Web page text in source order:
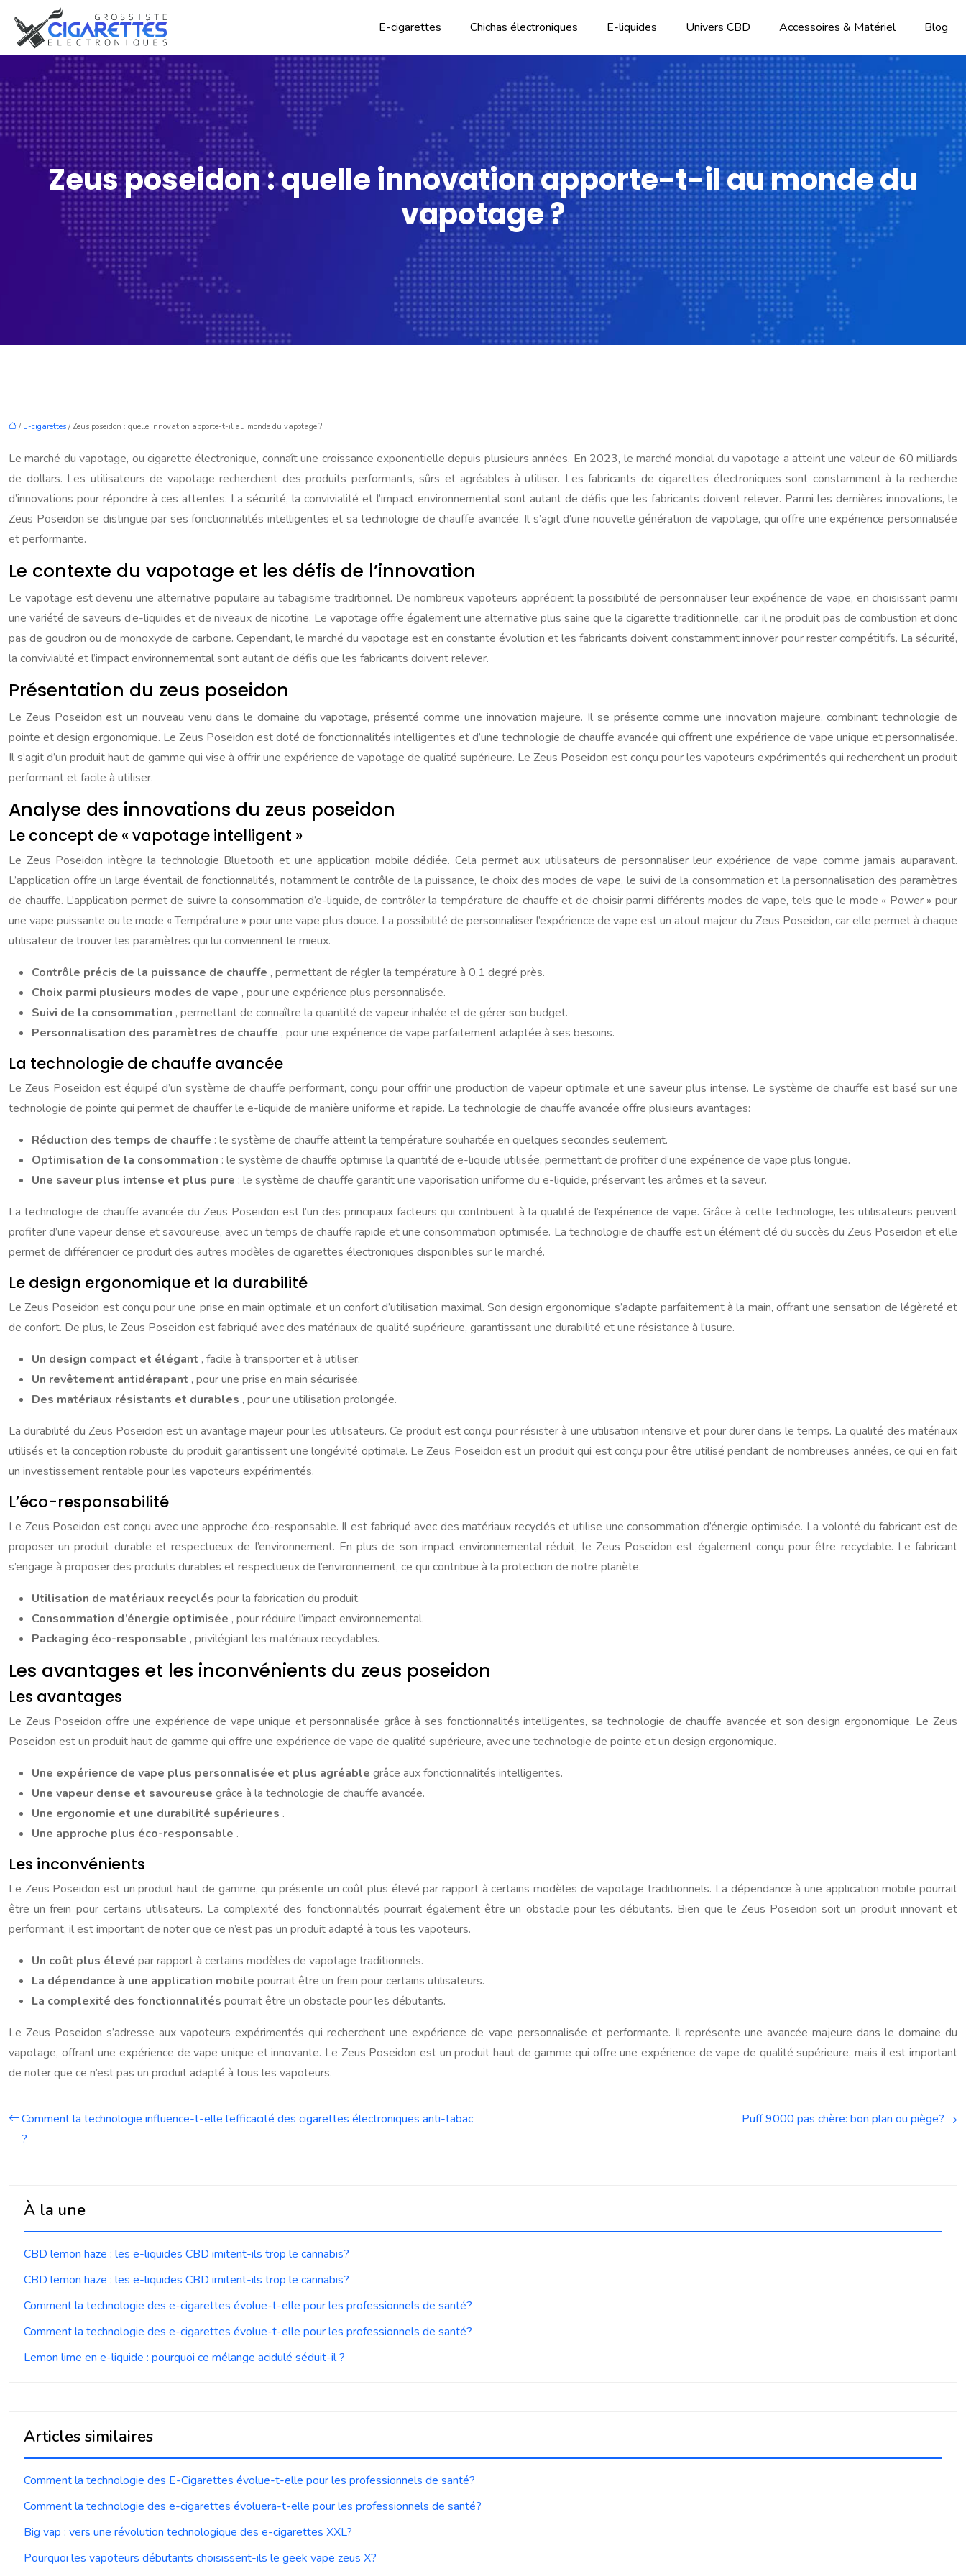
E-cigarettes Chichas électroniques E-liquides Univers CBD Accessoires & Matériel Blog
Zeus poseidon : quelle innovation apporte-t-il au monde du
vapotage ?
/ E-cigarettes / Zeus poseidon : quelle innovation apporte-t-il au monde du vapotage ?
Le marché du vapotage, ou cigarette électronique, connaît une croissance exponentielle depuis plusieurs années. En 2023, le marché mondial du vapotage a atteint une valeur de 60 milliards
de dollars. Les utilisateurs de vapotage recherchent des produits performants, sûrs et agréables à utiliser. Les fabricants de cigarettes électroniques sont constamment à la recherche
d’innovations pour répondre à ces attentes. La sécurité, la convivialité et l’impact environnemental sont autant de défis que les fabricants doivent relever. Parmi les dernières innovations, le
Zeus Poseidon se distingue par ses fonctionnalités intelligentes et sa technologie de chauffe avancée. Il s’agit d’une nouvelle génération de vapotage, qui offre une expérience personnalisée
et performante.
Le contexte du vapotage et les défis de l’innovation
Le vapotage est devenu une alternative populaire au tabagisme traditionnel. De nombreux vapoteurs apprécient la possibilité de personnaliser leur expérience de vape, en choisissant parmi
une variété de saveurs d’e-liquides et de niveaux de nicotine. Le vapotage offre également une alternative plus saine que la cigarette traditionnelle, car il ne produit pas de combustion et donc
pas de goudron ou de monoxyde de carbone. Cependant, le marché du vapotage est en constante évolution et les fabricants doivent constamment innover pour rester compétitifs. La sécurité,
la convivialité et l’impact environnemental sont autant de défis que les fabricants doivent relever.
Présentation du zeus poseidon
Le Zeus Poseidon est un nouveau venu dans le domaine du vapotage, présenté comme une innovation majeure. Il se présente comme une innovation majeure, combinant technologie de
pointe et design ergonomique. Le Zeus Poseidon est doté de fonctionnalités intelligentes et d’une technologie de chauffe avancée qui offrent une expérience de vape unique et personnalisée.
Il s’agit d’un produit haut de gamme qui vise à offrir une expérience de vapotage de qualité supérieure. Le Zeus Poseidon est conçu pour les vapoteurs expérimentés qui recherchent un produit
performant et facile à utiliser.
Analyse des innovations du zeus poseidon
Le concept de « vapotage intelligent »
Le Zeus Poseidon intègre la technologie Bluetooth et une application mobile dédiée. Cela permet aux utilisateurs de personnaliser leur expérience de vape comme jamais auparavant.
L’application offre un large éventail de fonctionnalités, notamment le contrôle de la puissance, le choix des modes de vape, le suivi de la consommation et la personnalisation des paramètres
de chauffe. L’application permet de suivre la consommation d’e-liquide, de contrôler la température de chauffe et de choisir parmi différents modes de vape, tels que le mode « Power » pour
une vape puissante ou le mode « Température » pour une vape plus douce. La possibilité de personnaliser l’expérience de vape est un atout majeur du Zeus Poseidon, car elle permet à chaque
utilisateur de trouver les paramètres qui lui conviennent le mieux.
Contrôle précis de la puissance de chauffe , permettant de régler la température à 0,1 degré près.
Choix parmi plusieurs modes de vape , pour une expérience plus personnalisée.
Suivi de la consommation , permettant de connaître la quantité de vapeur inhalée et de gérer son budget.
Personnalisation des paramètres de chauffe , pour une expérience de vape parfaitement adaptée à ses besoins.
La technologie de chauffe avancée
Le Zeus Poseidon est équipé d’un système de chauffe performant, conçu pour offrir une production de vapeur optimale et une saveur plus intense. Le système de chauffe est basé sur une
technologie de pointe qui permet de chauffer le e-liquide de manière uniforme et rapide. La technologie de chauffe avancée offre plusieurs avantages:
Réduction des temps de chauffe : le système de chauffe atteint la température souhaitée en quelques secondes seulement.
Optimisation de la consommation : le système de chauffe optimise la quantité de e-liquide utilisée, permettant de profiter d’une expérience de vape plus longue.
Une saveur plus intense et plus pure : le système de chauffe garantit une vaporisation uniforme du e-liquide, préservant les arômes et la saveur.
La technologie de chauffe avancée du Zeus Poseidon est l’un des principaux facteurs qui contribuent à la qualité de l’expérience de vape. Grâce à cette technologie, les utilisateurs peuvent
profiter d’une vapeur dense et savoureuse, avec un temps de chauffe rapide et une consommation optimisée. La technologie de chauffe est un élément clé du succès du Zeus Poseidon et elle
permet de différencier ce produit des autres modèles de cigarettes électroniques disponibles sur le marché.
Le design ergonomique et la durabilité
Le Zeus Poseidon est conçu pour une prise en main optimale et un confort d’utilisation maximal. Son design ergonomique s’adapte parfaitement à la main, offrant une sensation de légèreté et
de confort. De plus, le Zeus Poseidon est fabriqué avec des matériaux de qualité supérieure, garantissant une durabilité et une résistance à l’usure.
Un design compact et élégant , facile à transporter et à utiliser.
Un revêtement antidérapant , pour une prise en main sécurisée.
Des matériaux résistants et durables , pour une utilisation prolongée.
La durabilité du Zeus Poseidon est un avantage majeur pour les utilisateurs. Ce produit est conçu pour résister à une utilisation intensive et pour durer dans le temps. La qualité des matériaux
utilisés et la conception robuste du produit garantissent une longévité optimale. Le Zeus Poseidon est un produit qui est conçu pour être utilisé pendant de nombreuses années, ce qui en fait
un investissement rentable pour les vapoteurs expérimentés.
L’éco-responsabilité
Le Zeus Poseidon est conçu avec une approche éco-responsable. Il est fabriqué avec des matériaux recyclés et utilise une consommation d’énergie optimisée. La volonté du fabricant est de
proposer un produit durable et respectueux de l’environnement. En plus de son impact environnemental réduit, le Zeus Poseidon est également conçu pour être recyclable. Le fabricant
s’engage à proposer des produits durables et respectueux de l’environnement, ce qui contribue à la protection de notre planète.
Utilisation de matériaux recyclés pour la fabrication du produit.
Consommation d’énergie optimisée , pour réduire l’impact environnemental.
Packaging éco-responsable , privilégiant les matériaux recyclables.
Les avantages et les inconvénients du zeus poseidon
Les avantages
Le Zeus Poseidon offre une expérience de vape unique et personnalisée grâce à ses fonctionnalités intelligentes, sa technologie de chauffe avancée et son design ergonomique. Le Zeus
Poseidon est un produit haut de gamme qui offre une expérience de vape de qualité supérieure, avec une technologie de pointe et un design ergonomique.
Une expérience de vape plus personnalisée et plus agréable grâce aux fonctionnalités intelligentes.
Une vapeur dense et savoureuse grâce à la technologie de chauffe avancée.
Une ergonomie et une durabilité supérieures .
Une approche plus éco-responsable .
Les inconvénients
Le Zeus Poseidon est un produit haut de gamme, qui présente un coût plus élevé par rapport à certains modèles de vapotage traditionnels. La dépendance à une application mobile pourrait
être un frein pour certains utilisateurs. La complexité des fonctionnalités pourrait également être un obstacle pour les débutants. Bien que le Zeus Poseidon soit un produit innovant et
performant, il est important de noter que ce n’est pas un produit adapté à tous les vapoteurs.
Un coût plus élevé par rapport à certains modèles de vapotage traditionnels.
La dépendance à une application mobile pourrait être un frein pour certains utilisateurs.
La complexité des fonctionnalités pourrait être un obstacle pour les débutants.
Le Zeus Poseidon s’adresse aux vapoteurs expérimentés qui recherchent une expérience de vape personnalisée et performante. Il représente une avancée majeure dans le domaine du
vapotage, offrant une expérience de vape unique et innovante. Le Zeus Poseidon est un produit haut de gamme qui offre une expérience de vape de qualité supérieure, mais il est important
de noter que ce n’est pas un produit adapté à tous les vapoteurs.
Comment la technologie influence-t-elle l’efficacité des cigarettes électroniques anti-tabac
?
Puff 9000 pas chère: bon plan ou piège?
À la une
CBD lemon haze : les e-liquides CBD imitent-ils trop le cannabis?
CBD lemon haze : les e-liquides CBD imitent-ils trop le cannabis?
Comment la technologie des e-cigarettes évolue-t-elle pour les professionnels de santé?
Comment la technologie des e-cigarettes évolue-t-elle pour les professionnels de santé?
Lemon lime en e-liquide : pourquoi ce mélange acidulé séduit-il ?
Articles similaires
Comment la technologie des E-Cigarettes évolue-t-elle pour les professionnels de santé?
Comment la technologie des e-cigarettes évoluera-t-elle pour les professionnels de santé?
Big vap : vers une révolution technologique des e-cigarettes XXL?
Pourquoi les vapoteurs débutants choisissent-ils le geek vape zeus X?